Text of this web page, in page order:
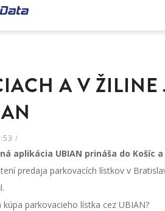
A V ŽILINE
/
aplikácia UBIAN prináša do
predaja parkovacích lístkov v
kúpa parkovacieho lístka cez UBIAN?